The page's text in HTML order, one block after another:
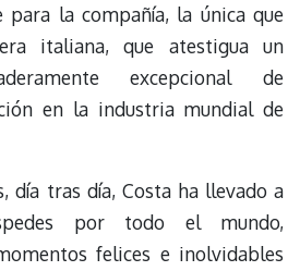
la compañía, la única que
italiana, que atestigua un
excepcional de
en la industria mundial de
día tras día, Costa ha llevado a
por todo el mundo,
felices e inolvidables